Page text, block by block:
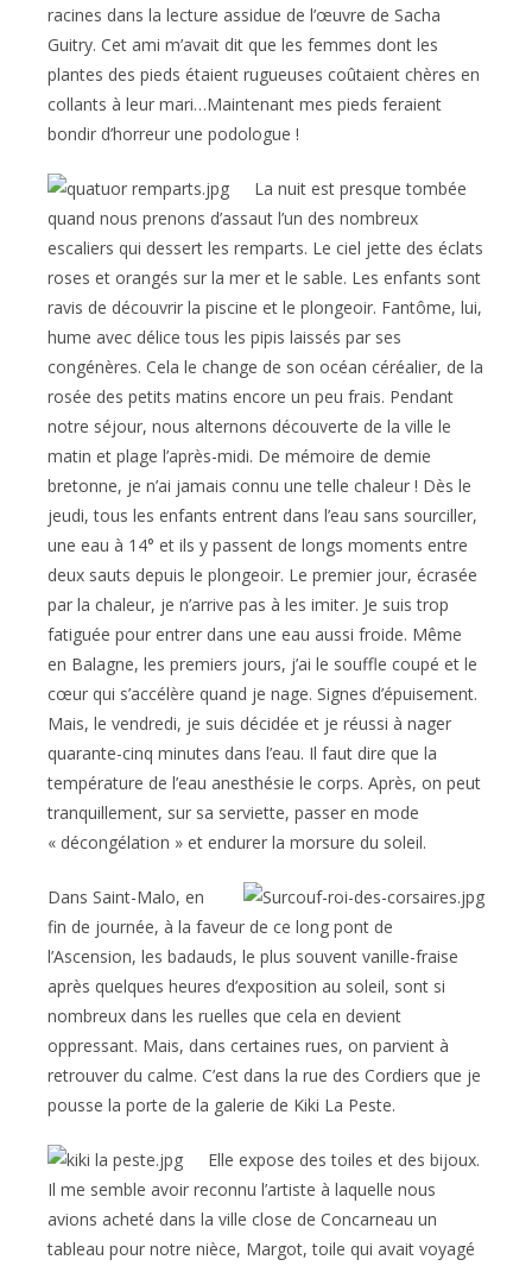
racines dans la lecture assidue de l’œuvre de Sacha
Guitry. Cet ami m’avait dit que les femmes dont les
plantes des pieds étaient rugueuses coûtaient chères en
collants à leur mari…Maintenant mes pieds feraient
bondir d’horreur une podologue !
La nuit est presque tombée
quand nous prenons d’assaut l’un des nombreux
escaliers qui dessert les remparts. Le ciel jette des éclats
roses et orangés sur la mer et le sable. Les enfants sont
ravis de découvrir la piscine et le plongeoir. Fantôme, lui,
hume avec délice tous les pipis laissés par ses
congénères. Cela le change de son océan céréalier, de la
rosée des petits matins encore un peu frais. Pendant
notre séjour, nous alternons découverte de la ville le
matin et plage l’après-midi. De mémoire de demie
bretonne, je n’ai jamais connu une telle chaleur ! Dès le
jeudi, tous les enfants entrent dans l’eau sans sourciller,
une eau à 14° et ils y passent de longs moments entre
deux sauts depuis le plongeoir. Le premier jour, écrasée
par la chaleur, je n’arrive pas à les imiter. Je suis trop
fatiguée pour entrer dans une eau aussi froide. Même
en Balagne, les premiers jours, j’ai le souffle coupé et le
cœur qui s’accélère quand je nage. Signes d’épuisement.
Mais, le vendredi, je suis décidée et je réussi à nager
quarante-cinq minutes dans l’eau. Il faut dire que la
température de l’eau anesthésie le corps. Après, on peut
tranquillement, sur sa serviette, passer en mode
« décongélation » et endurer la morsure du soleil.
Dans Saint-Malo, en
fin de journée, à la faveur de ce long pont de
l’Ascension, les badauds, le plus souvent vanille-fraise
après quelques heures d’exposition au soleil, sont si
nombreux dans les ruelles que cela en devient
oppressant. Mais, dans certaines rues, on parvient à
retrouver du calme. C’est dans la rue des Cordiers que je
pousse la porte de la galerie de Kiki La Peste.
Elle expose des toiles et des bijoux.
Il me semble avoir reconnu l’artiste à laquelle nous
avions acheté dans la ville close de Concarneau un
tableau pour notre nièce, Margot, toile qui avait voyagé